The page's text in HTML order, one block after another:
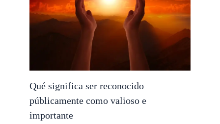
Qué significa ser reconocido
públicamente como valioso e
importante